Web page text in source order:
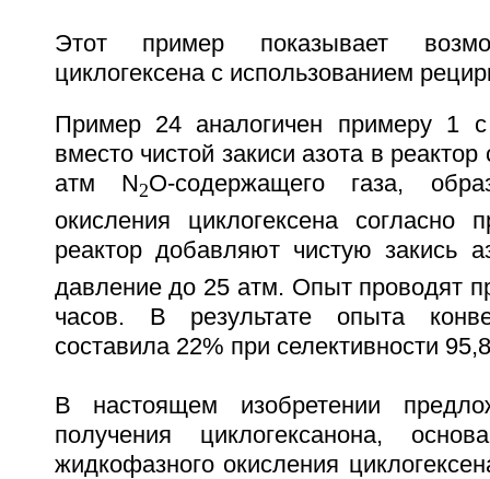
Этот пример показывает
циклогексена с использованием
Пример 24 аналогичен примеру 1
вместо чистой закиси азота в
атм N2O-содержащего газа,
окисления циклогексена
реактор добавляют чистую закись
давление до 25 атм. Опыт проводят
часов. В результате опыта
составила 22% при селективности
В настоящем изобретении
получения циклогексанона,
жидкофазного окисления